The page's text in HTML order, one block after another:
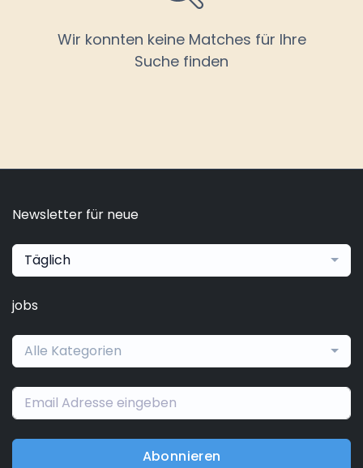
Wir konnten keine Matches für Ihre
Suche finden
Newsletter für neue
Täglich
jobs
Alle Kategorien
Abonnieren